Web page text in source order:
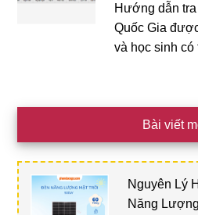
Hướng dẫn
Quốc Gia
và học sinh
Bài viết
Nguyên Lý
Năng